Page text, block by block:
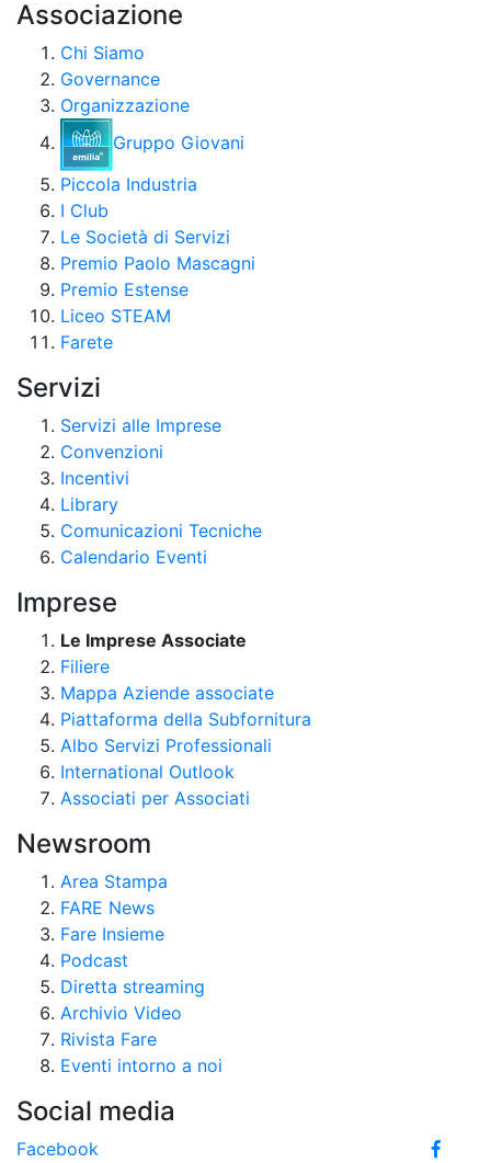
Associazione
Chi Siamo
Governance
Organizzazione
Gruppo Giovani
Piccola Industria
I Club
Le Società di Servizi
Premio Paolo Mascagni
Premio Estense
Liceo STEAM
Farete
Servizi
Servizi alle Imprese
Convenzioni
Incentivi
Library
Comunicazioni Tecniche
Calendario Eventi
Imprese
Le Imprese Associate
Filiere
Mappa Aziende associate
Piattaforma della Subfornitura
Albo Servizi Professionali
International Outlook
Associati per Associati
Newsroom
Area Stampa
FARE News
Fare Insieme
Podcast
Diretta streaming
Archivio Video
Rivista Fare
Eventi intorno a noi
Social media
Facebook